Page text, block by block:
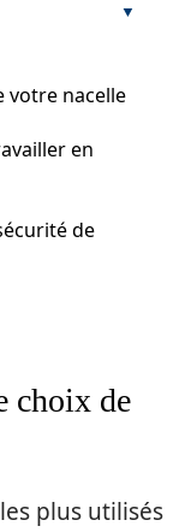
votre nacelle
en
de
choix de
plus utilisés